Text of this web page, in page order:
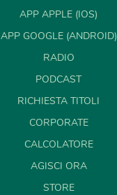
APP APPLE (IOS)
APP GOOGLE (ANDROID)
RADIO
PODCAST
RICHIESTA TITOLI
CORPORATE
CALCOLATORE
AGISCI ORA
STORE